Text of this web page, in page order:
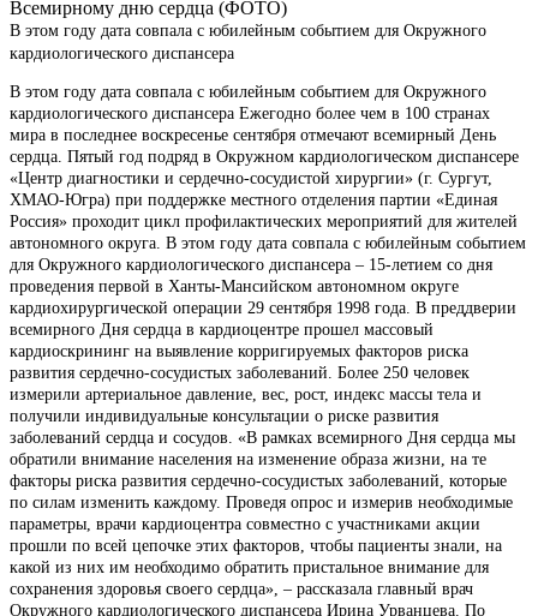
Всемирному дню сердца (ФОТО)
В этом году дата совпала с юбилейным событием для Окружного
кардиологического диспансера
В этом году дата совпала с юбилейным событием для Окружного
кардиологического диспансера Ежегодно более чем в 100 странах
мира в последнее воскресенье сентября отмечают всемирный День
сердца. Пятый год подряд в Окружном кардиологическом диспансере
«Центр диагностики и сердечно-сосудистой хирургии» (г. Сургут,
ХМАО-Югра) при поддержке местного отделения партии «Единая
Россия» проходит цикл профилактических мероприятий для жителей
автономного округа. В этом году дата совпала с юбилейным событием
для Окружного кардиологического диспансера – 15-летием со дня
проведения первой в Ханты-Мансийском автономном округе
кардиохирургической операции 29 сентября 1998 года. В преддверии
всемирного Дня сердца в кардиоцентре прошел массовый
кардиоскрининг на выявление корригируемых факторов риска
развития сердечно-сосудистых заболеваний. Более 250 человек
измерили артериальное давление, вес, рост, индекс массы тела и
получили индивидуальные консультации о риске развития
заболеваний сердца и сосудов. «В рамках всемирного Дня сердца мы
обратили внимание населения на изменение образа жизни, на те
факторы риска развития сердечно-сосудистых заболеваний, которые
по силам изменить каждому. Проведя опрос и измерив необходимые
параметры, врачи кардиоцентра совместно с участниками акции
прошли по всей цепочке этих факторов, чтобы пациенты знали, на
какой из них им необходимо обратить пристальное внимание для
сохранения здоровья своего сердца», – рассказала главный врач
Окружного кардиологического диспансера Ирина Урванцева. По